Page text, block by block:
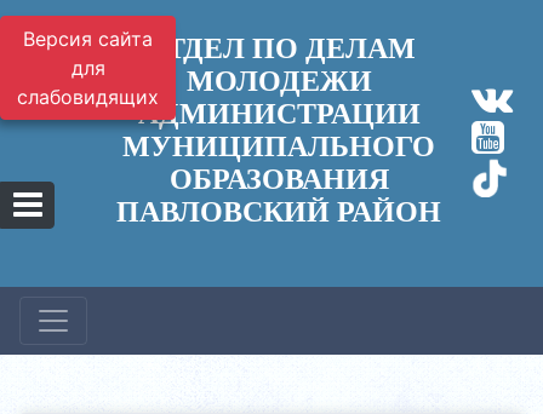
Версия сайта
для
слабовидящих
ОТДЕЛ ПО ДЕЛАМ
МОЛОДЕЖИ
АДМИНИСТРАЦИИ
МУНИЦИПАЛЬНОГО
ОБРАЗОВАНИЯ
ПАВЛОВСКИЙ РАЙОН